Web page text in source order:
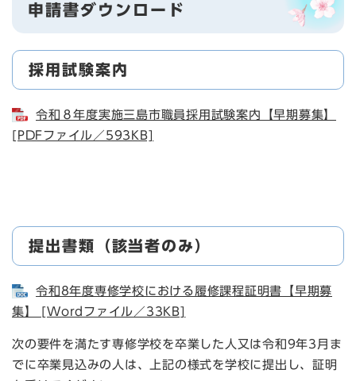
申請書ダウンロード
採用試験案内
令和８年度実施三島市職員採用試験案内【早期募集】
[PDFファイル／593KB]
提出書類（該当者のみ）
令和8年度専修学校における履修課程証明書【早期募
集】 [Wordファイル／33KB]
次の要件を満たす専修学校を卒業した人又は令和9年3月ま
でに卒業見込みの人は、上記の様式を学校に提出し、証明